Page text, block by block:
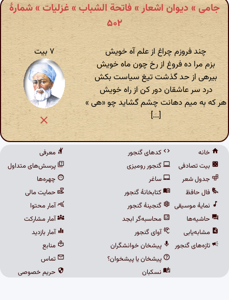
جامی » دیوان اشعار » فاتحة الشباب » غزلیات » شمارهٔ
۵۰۲
چند فروزم چراغ از علم آه خویش
بزم مرا ده فروغ از رخ چون ماه خویش
بیرهی از حد گذشت تیغ سیاست بکش
درد سر عاشقان دور کن از راه خویش
هر که به میم دهانت چشم گشاید چو «هی »
[...]
۷ بیت
خانه
بیت تصادفی
جدول شعر
فال حافظ
نمایهٔ موسیقی
حاشیه‌ها
مشابه‌یابی
تازه‌های گنجور
کدهای گنجور
گنجور رومیزی
ساغر
کتابخانهٔ گنجور
گنجینهٔ گنجور
محاسبه‌گر ابجد
آوای گنجور
پیشخان خوانشگران
پیشخان یا پیشخوان؟
نسکبان
معرفی
پرسش‌های متداول
چهره‌ها
حمایت مالی
آمار محتوا
آمار مشارکت
آمار بازدید
منابع
تماس
حریم خصوصی